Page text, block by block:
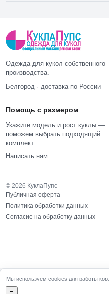
−
Одежда для кукол собственного
производства.
Белгород · доставка по России
Помощь с размером
Укажите модель и рост куклы —
поможем выбрать подходящий
комплект.
Написать нам
© 2026 КуклаПупс
Публичная оферта
Политика обработки данных
Согласие на обработку данных
Мы используем cookies для работы
сайта.